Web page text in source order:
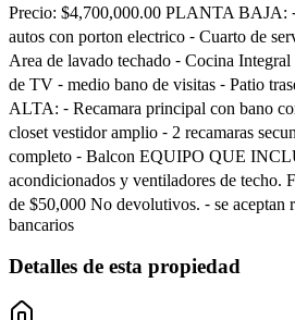
Precio: $4,700,000.00 PLANTA BAJA:
autos con porton electrico ⁃ Cuarto de
Area de lavado techado ⁃ Cocina Integral
de TV ⁃ medio bano de visitas ⁃ Patio
ALTA: ⁃ Recamara principal con bano
closet vestidor amplio ⁃ 2 recamaras
completo ⁃ Balcon EQUIPO QUE
acondicionados y ventiladores de techo.
de $50,000 No devolutivos. ⁃ se aceptan
bancarios
Detalles de esta propiedad